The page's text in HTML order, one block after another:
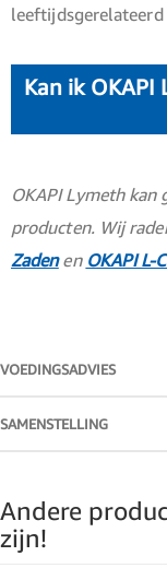
Kan ik
OKAPI Lymeth kan
producten. Wij
Zadenen OKAPI L-
VOEDINGSADVIES
SAMENSTELLING
Andere
zijn!